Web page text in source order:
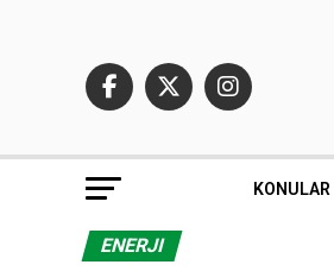
KONULAR
ENERJI